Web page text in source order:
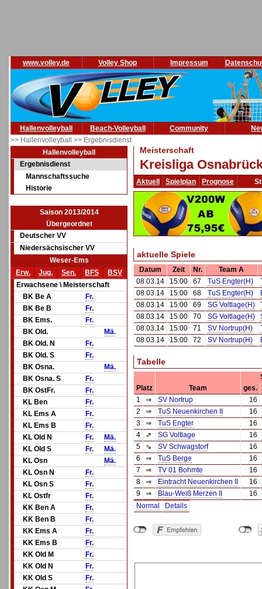
www.volley.de Volley Shop Impressum
Hallenvolleyball Beach-Volleyball Community
>> Hallenvolleyball >> Ergebnisdienst
Hallenvolleyball
Ergebnisdienst
Mannschaftssuche
Historie
Saison 2013/2014
Übergeordnet
Deutscher VV
Niedersächsischer VV
Weser-Ems
Erw.
Jug. Sen. BFS
BSV
Erwachsene \ Meisterschaft
BK Be A
Fr.
BK Be B
Fr.
BK Ems.
Fr.
BK Old.
Mä.
BK Old. N
Fr.
BK Old. S
Fr.
BK Osna.
Mä.
BK Osna. S
Fr.
BK OstFr.
Fr.
KL Ben
Fr.
KL Ems A
Fr.
KL Ems B
Fr.
KL Old N
Fr.
Mä.
KL Old S
Fr.
Mä.
KL Osn
Mä.
KL Osn N
Fr.
KL Osn S
Fr.
KL Ostfr
Fr.
KK Ben A
Fr.
KK Ben B
Fr.
KK Ems A
Fr.
KK Ems B
Fr.
KK Old M
Fr.
KK Old N
Fr.
KK Old S
Fr.
Meisterschaft
Kreisliga
Aktuell Spielplan Prognose
aktuelle Spiele
Datum Zeit Nr.
Team A
08.03.14
15:00 67 TuS Engter(H)
08.03.14
15:00 68 TuS Engter(H)
08.03.14
15:00 69 SG Voltlage(H)
08.03.14
15:00 70 SG Voltlage(H)
08.03.14
15:00 71 SV Nortrup(H)
08.03.14
15:00 72 SV Nortrup(H)
Tabelle
Platz
Team
ges.
1
⇒ SV Nortrup
16
2
⇒ TuS Neuenkirchen II
16
3
⇒ TuS Engter
16
4
⇗ SG Voltlage
16
5
⇘ SV Schwagstorf
16
6
⇒ TuS Berge
16
7
⇒ TV 01 Bohmte
16
8
⇒ Eintracht Neuenkirchen II
16
9
⇒ Blau-Weiß Merzen II
16
Normal
Details